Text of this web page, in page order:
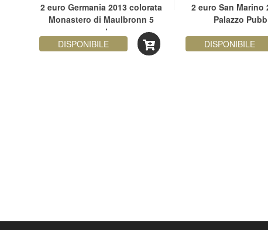
2 euro Germania 2013 colorata
Monastero di Maulbronn 5
zecche
DISPONIBILE
2 euro San Marino
Palazzo
DISPONIBILE